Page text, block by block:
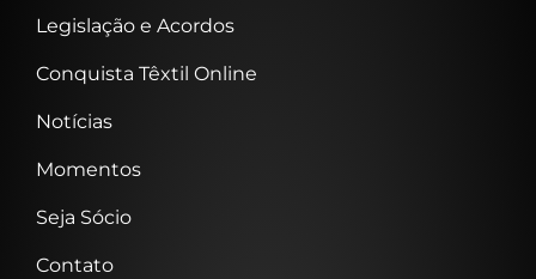
Legislação e Acordos
Conquista Têxtil Online
Notícias
Momentos
Seja Sócio
Contato